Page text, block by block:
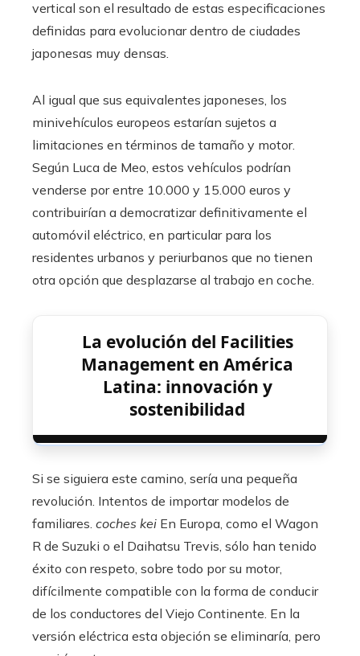
vertical son el resultado de estas especificaciones
definidas para evolucionar dentro de ciudades
japonesas muy densas.
Al igual que sus equivalentes japoneses, los
minivehículos europeos estarían sujetos a
limitaciones en términos de tamaño y motor.
Según Luca de Meo, estos vehículos podrían
venderse por entre 10.000 y 15.000 euros y
contribuirían a democratizar definitivamente el
automóvil eléctrico, en particular para los
residentes urbanos y periurbanos que no tienen
otra opción que desplazarse al trabajo en coche.
La evolución del Facilities
Management en América
Latina: innovación y
sostenibilidad
Si se siguiera este camino, sería una pequeña
revolución. Intentos de importar modelos de
familiares. coches kei En Europa, como el Wagon
R de Suzuki o el Daihatsu Trevis, sólo han tenido
éxito con respeto, sobre todo por su motor,
difícilmente compatible con la forma de conducir
de los conductores del Viejo Continente. En la
versión eléctrica esta objeción se eliminaría, pero